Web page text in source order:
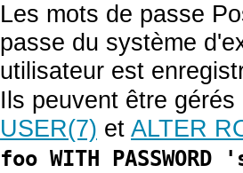
Les mots de passe
passe du système
utilisateur est
Ils peuvent être
USER(7) et ALTER
foo WITH